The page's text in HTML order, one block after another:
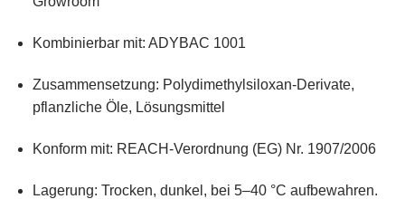
Kombinierbar mit: ADYBAC 1001
Zusammensetzung: Polydimethylsiloxan-Derivate,
pflanzliche Öle, Lösungsmittel
Konform mit: REACH-Verordnung (EG) Nr. 1907/2006
Lagerung: Trocken, dunkel, bei 5–40 °C aufbewahren.